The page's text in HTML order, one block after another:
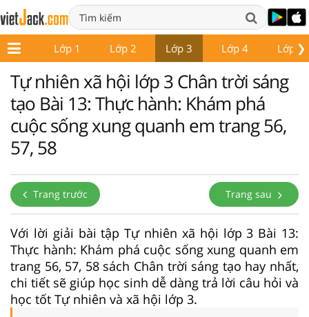
❯
Lớp 1 Lớp 2 Lớp 3 Lớp 4 Lớp 5
Tự nhiên xã hội lớp 3 Chân trời sáng
tạo Bài 13: Thực hành: Khám phá
cuộc sống xung quanh em trang 56,
57, 58
Trang trước Trang sau
Với lời giải bài tập Tự nhiên xã hội lớp 3 Bài 13:
Thực hành: Khám phá cuộc sống xung quanh em
trang 56, 57, 58 sách Chân trời sáng tạo hay nhất,
chi tiết sẽ giúp học sinh dễ dàng trả lời câu hỏi và
học tốt Tự nhiên và xã hội lớp 3.